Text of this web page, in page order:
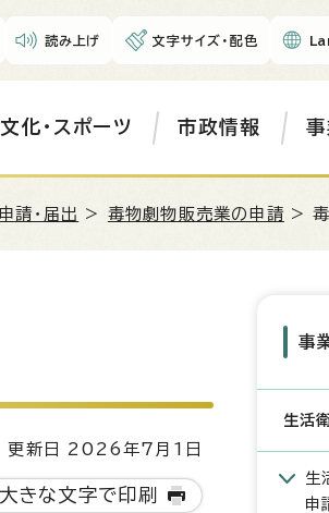
読み上げ 文字サイズ・配色
化・スポーツ 市政情報
請・届出 > 毒物劇物販売業の申請> 毒
新日 2026年7月1日
大きな文字で印刷
事
生活
生
申